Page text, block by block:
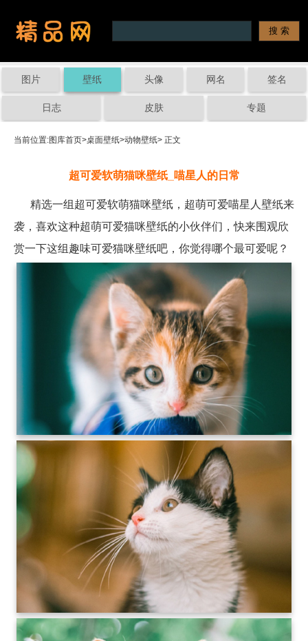
图片 壁纸 头像 网名 签名
日志 皮肤 专题
当前位置:图库首页>桌面壁纸>动物壁纸> 正文
超可爱软萌猫咪壁纸_喵星人的日常
精选一组超可爱软萌猫咪壁纸，超萌可爱喵星人壁纸来
袭，喜欢这种超萌可爱猫咪壁纸的小伙伴们，快来围观欣
赏一下这组趣味可爱猫咪壁纸吧，你觉得哪个最可爱呢？